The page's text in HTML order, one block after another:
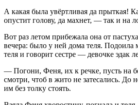
А какая была увёртливая да прыткая!
опустит голову, да махнет, — так и на
Вот раз летом прибежала она от
вечера: было у ней дома теля. Подоила
теля и говорит сестре — девочке эдак
— Погони, Феня, их к речке, пусть на
смотри, чтоб в жито не затесались. До
им без толку стоять.